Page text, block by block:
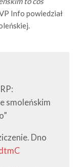
Info powiedział
smoleńskim
Dno